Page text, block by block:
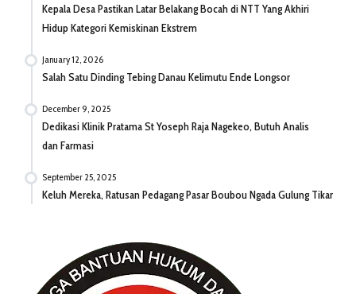
Kepala Desa Pastikan Latar Belakang Bocah di NTT Yang Akhiri
Hidup Kategori Kemiskinan Ekstrem
January 12, 2026
Salah Satu Dinding Tebing Danau Kelimutu Ende Longsor
December 9, 2025
Dedikasi Klinik Pratama St Yoseph Raja Nagekeo, Butuh Analis
dan Farmasi
September 25, 2025
Keluh Mereka, Ratusan Pedagang Pasar Boubou Ngada Gulung Tikar